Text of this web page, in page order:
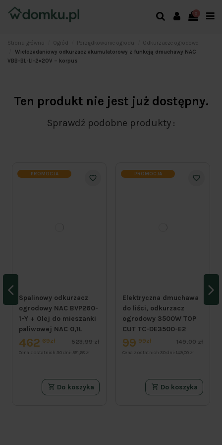
Strona główna Ogród Porządkowanie ogrodu
Odkurzacze ogrodowe
Wielozadaniowy odkurzacz akumulatorowy z funkcją dmuchawy NAC
VBB-BL-LI-2×20V – korpus
Ten produkt nie jest już dostępny.
Sprawdź podobne produkty
PROMOCJA
Spalinowy odkurzacz
ogrodowy NAC BVP260-
1-Y + Olej do mieszanki
paliwowej NAC 0,1L
462 69zł 523,99 zł
Cena z ostatnich 30 dni: 551,68 zł
Do koszyka
PROMOCJA
Elektryczna dmuchawa
do liści, odkurzacz
ogrodowy 3500W TOP
CUT TC-DE3500-E2
99 99zł 149,00 zł
Cena z ostatnich 30 dni: 149,00 zł
Do koszyka